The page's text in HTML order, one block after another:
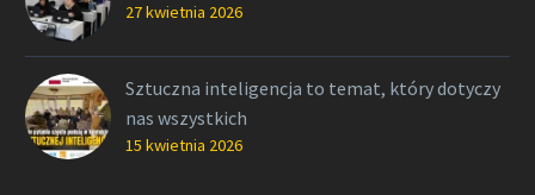
27 kwietnia 2026
Sztuczna inteligencja to temat, który dotyczy
nas wszystkich
15 kwietnia 2026